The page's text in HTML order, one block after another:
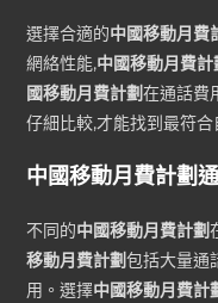
選擇合適的中國移動月費
網絡性能,中國移動月費計
國移動月費計劃在通話費
仔細比較,才能找到最符合
中國移動月費計劃
不同的中國移動月費計劃
移動月費計劃包括大量通
用。選擇中國移動月費計